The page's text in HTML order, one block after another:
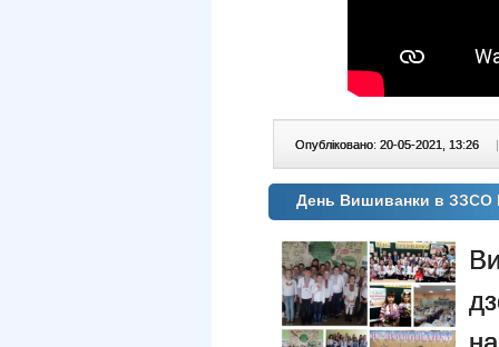
Опубліковано: 20-05-2021, 13:26 |
День Вишиванки в